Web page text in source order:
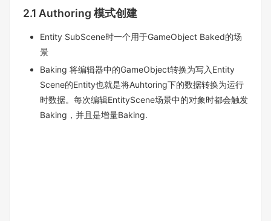
2.1 Authoring 模式创建
Entity SubScene时一个用于GameObject Baked的场
景
Baking 将编辑器中的GameObject转换为写入Entity
Scene的Entity也就是将Auhtoring下的数据转换为运行
时数据。每次编辑EntityScene场景中的对象时都会触发
Baking，并且是增量Baking.